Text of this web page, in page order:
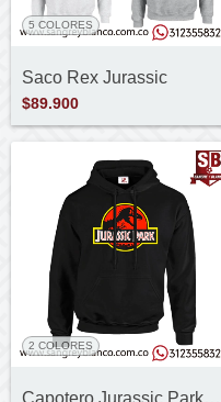
5 COLORES
Saco Rex Jurassic
$89.900
2 COLORES
Capotero Jurassic Park Logo